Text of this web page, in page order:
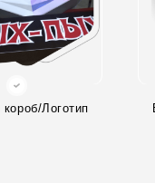
Логотип